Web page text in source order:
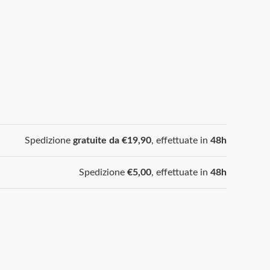
Spedizione gratuite da €19,90, effettuate in 48h
Spedizione €5,00, effettuate in 48h